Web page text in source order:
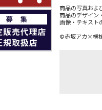
商品の写真およ
商品のデザイン
画像・テキスト
©赤坂アカ×横